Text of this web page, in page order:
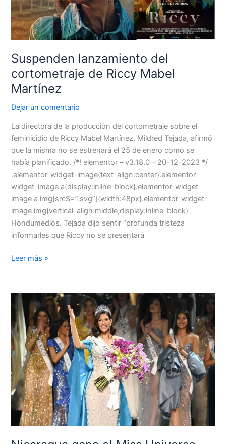
Suspenden lanzamiento del
cortometraje de Riccy Mabel
Martínez
Dejar un comentario
La directora de la producción del cortometraje sobre el
feminicidio de Riccy Mabel Martínez, Mildred Tejada, afirmó
que la misma no se estrenará el 25 de enero como se
había planificado. /*! elementor – v3.18.0 – 20-12-2023 */
.elementor-widget-image{text-align:center}.elementor-
widget-image a{display:inline-block}.elementor-widget-
image a img[src$=”.svg”]{width:48px}.elementor-widget-
image img{vertical-align:middle;display:inline-block}
Hondumedios. Tejada dijo sentir “profunda tristeza
informarles que Riccy no se presentará
Mabel
Martínez
Leer más »
Nicaragua
gana
el
Miss
Universo
2023